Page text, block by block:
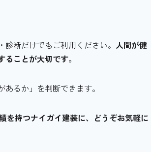
断だけでもご利用ください。 人間が健
ことが大切です。
るか」を判断できます。
を持つナイガイ建装に、どうぞお気軽に